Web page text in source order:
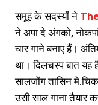
समूह के सदस्यों ने
ने अपा दे अंगको,
चार गाने बनाए हैं।
था। दिलचस्प बात यह
सालजोंग तासिन
उसी साल गाना तैयार